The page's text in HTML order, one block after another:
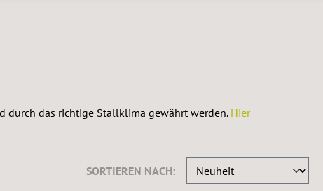
durch das richtige Stallklima gewährt werden. Hier
SORTIEREN NACH: